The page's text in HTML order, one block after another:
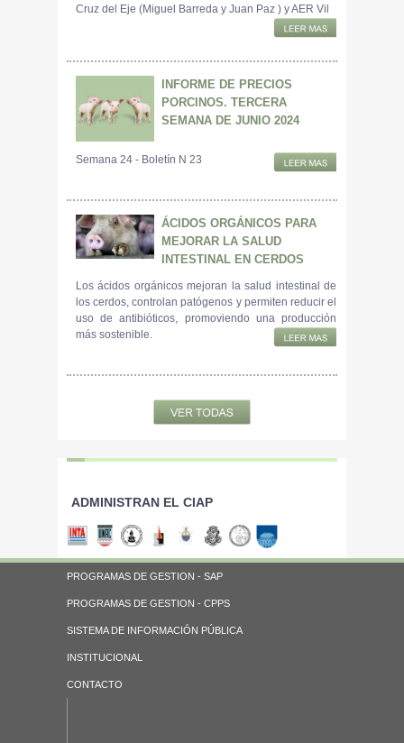
Cruz del Eje (Miguel Barreda y Juan Paz ) y AER Vil
INFORME DE PRECIOS
PORCINOS. TERCERA
SEMANA DE JUNIO 2024
Semana 24 - Boletín N 23
ÁCIDOS ORGÁNICOS PARA
MEJORAR LA SALUD
INTESTINAL EN CERDOS
Los ácidos orgánicos mejoran la salud intestinal de
los cerdos, controlan patógenos y permiten reducir el
uso de antibióticos, promoviendo una producción
más sostenible.
ADMINISTRAN EL CIAP
PROGRAMAS DE GESTION - SAP
PROGRAMAS DE GESTION - CPPS
SISTEMA DE INFORMACIÓN PÚBLICA
INSTITUCIONAL
CONTACTO